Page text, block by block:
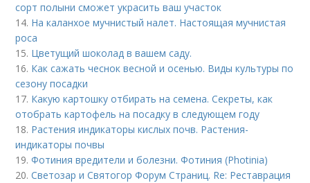
сорт полыни сможет украсить ваш участок
14. На каланхое мучнистый налет. Настоящая мучнистая
роса
15. Цветущий шоколад в вашем саду.
16. Как сажать чеснок весной и осенью. Виды культуры по
сезону посадки
17. Какую картошку отбирать на семена. Секреты, как
отобрать картофель на посадку в следующем году
18. Растения индикаторы кислых почв. Растения-
индикаторы почвы
19.Фотиния вредители и болезни. Фотиния (Photinia)
20.Светозар и Святогор Форум Страниц. Re: Реставрация